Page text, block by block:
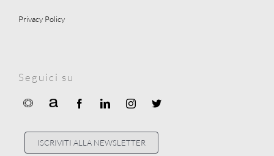
Privacy Policy
Seguici su
ISCRIVITI ALLA NEWSLETTER